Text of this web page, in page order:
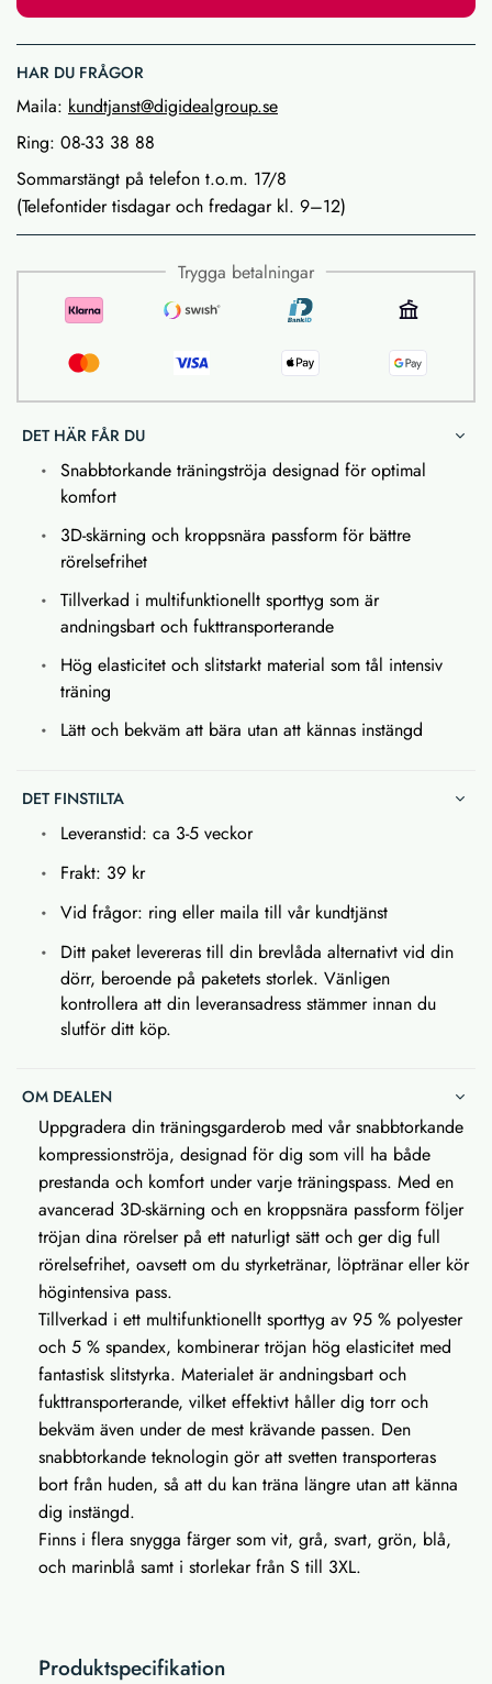
HAR DU FRÅGOR
Maila: kundtjanst@digidealgroup.se
Ring: 08-33 38 88
Sommarstängt på telefon t.o.m. 17/8
(Telefontider tisdagar och fredagar kl. 9–12)
Trygga betalningar
DET HÄR FÅR DU
Snabbtorkande träningströja designad för optimal
komfort
3D-skärning och kroppsnära passform för bättre
rörelsefrihet
Tillverkad i multifunktionellt sporttyg som är
andningsbart och fukttransporterande
Hög elasticitet och slitstarkt material som tål intensiv
träning
Lätt och bekväm att bära utan att kännas instängd
DET FINSTILTA
Leveranstid: ca 3-5 veckor
Frakt: 39 kr
Vid frågor: ring eller maila till vår kundtjänst
Ditt paket levereras till din brevlåda alternativt vid din
dörr, beroende på paketets storlek. Vänligen
kontrollera att din leveransadress stämmer innan du
slutför ditt köp.
OM DEALEN
Uppgradera din träningsgarderob med vår snabbtorkande
kompressionströja, designad för dig som vill ha både
prestanda och komfort under varje träningspass. Med en
avancerad 3D-skärning och en kroppsnära passform följer
tröjan dina rörelser på ett naturligt sätt och ger dig full
rörelsefrihet, oavsett om du styrketränar, löptränar eller kör
högintensiva pass.
Tillverkad i ett multifunktionellt sporttyg av 95 % polyester
och 5 % spandex, kombinerar tröjan hög elasticitet med
fantastisk slitstyrka. Materialet är andningsbart och
fukttransporterande, vilket effektivt håller dig torr och
bekväm även under de mest krävande passen. Den
snabbtorkande teknologin gör att svetten transporteras
bort från huden, så att du kan träna längre utan att känna
dig instängd.
Finns i flera snygga färger som vit, grå, svart, grön, blå,
och marinblå samt i storlekar från S till 3XL.
Produktspecifikation